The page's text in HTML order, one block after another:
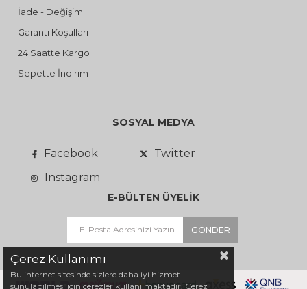
İade - Değişim
Garanti Koşulları
24 Saatte Kargo
Sepette İndirim
SOSYAL MEDYA
Facebook
Twitter
Instagram
E-BÜLTEN ÜYELİK
GÖNDER
Çerez Kullanımı
Bu internet sitesinde sizlere daha iyi hizmet
sunulabilmesi için çerezler kullanılmaktadır. Çerez